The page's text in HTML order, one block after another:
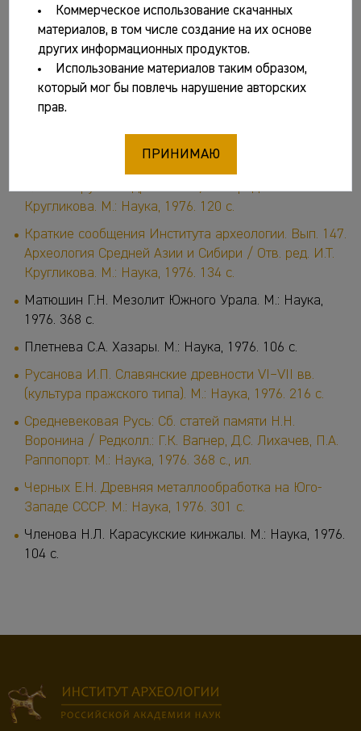
Дэвлет М.А.Большая Боярская писаница. М.: Наука,
1976. 20 с.
Гуляев В.И. По следам конкистадоров. М.: Наука,
1976. 159 с.
Краткие сообщения Института археологии. Вып. 145.
Славяно-русские древности / Отв. ред. И.Т.
Кругликова. М.: Наука, 1976. 120 с.
Краткие сообщения Института археологии. Вып. 147.
Археология Средней Азии и Сибири / Отв. ред. И.Т.
Кругликова. М.: Наука, 1976. 134 с.
Матюшин Г.Н. Мезолит Южного Урала. М.: Наука,
1976. 368 с.
Плетнева С.А. Хазары. М.: Наука, 1976. 106 с.
Русанова И.П. Славянские древности VI–VII вв.
(культура пражского типа). М.: Наука, 1976. 216 с.
Средневековая Русь: Сб. статей памяти Н.Н.
Воронина / Редколл.: Г.К. Вагнер, Д.С. Лихачев, П.А.
Раппопорт. М.: Наука, 1976. 368 с., ил.
Черных Е.Н. Древняя металлообработка на Юго-
Западе СССР. М.: Наука, 1976. 301 с.
Членова Н.Л. Карасукские кинжалы. М.: Наука, 1976.
104 с.
Коммерческое использование скачанных
материалов, в том числе создание на их основе
других информационных продуктов.
Использование материалов таким образом,
который мог бы повлечь нарушение авторских
прав.
ПРИНИМАЮ